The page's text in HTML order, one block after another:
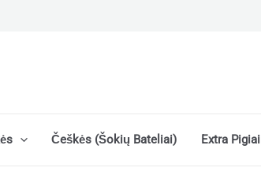
Češkės (šokių Bateliai) Extra Pigiai